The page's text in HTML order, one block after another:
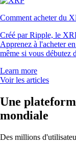
Comment acheter du
Créé par Ripple, le
Apprenez à l'acheter
même si vous débutez
Learn more
Voir les articles
Une
mondiale
Des millions